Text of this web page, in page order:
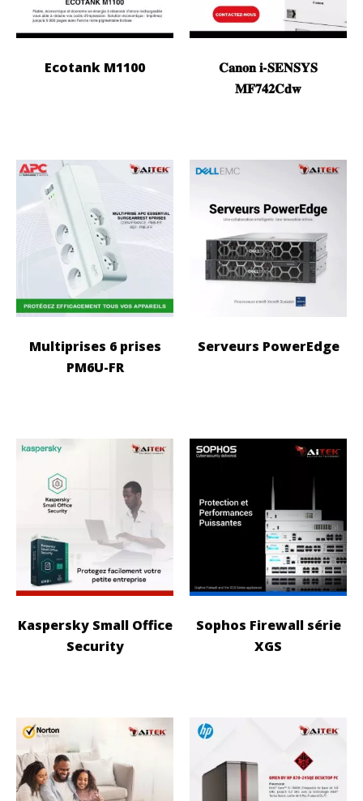
Ecotank M1100
𝐂𝐚𝐧𝐨𝐧 𝐢-𝐒𝐄𝐍𝐒𝐘𝐒
𝐌𝐅𝟕𝟒𝟐𝐂𝐝𝐰
Multiprises 6 prises
PM6U-FR
Serveurs PowerEdge
Kaspersky Small Office
Security
Sophos Firewall série
XGS